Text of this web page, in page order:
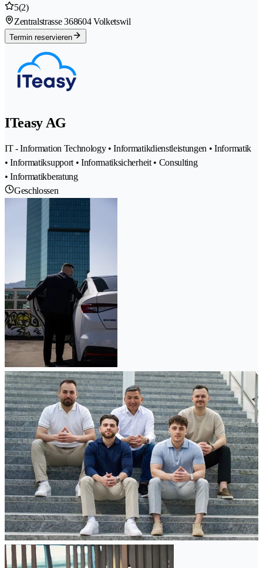
5(2)
Zentralstrasse 368604 Volketswil
Termin reservieren
ITeasy AG
IT - Information Technology • Informatikdienstleistungen • Informatik
• Informatiksupport • Informatiksicherheit • Consulting
• Informatikberatung
Geschlossen